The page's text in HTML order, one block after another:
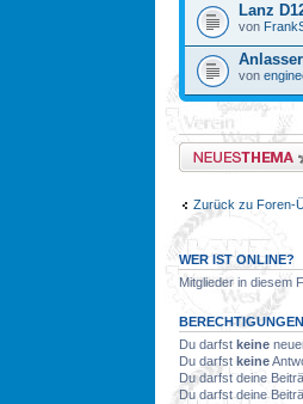
Lanz
von
von
Neues Thema
Zurück zu Foren-
WER IST ONLINE?
Mitglieder in diesem
Du darfst keine
Du darfst keine
Du darfst deine
Du darfst deine